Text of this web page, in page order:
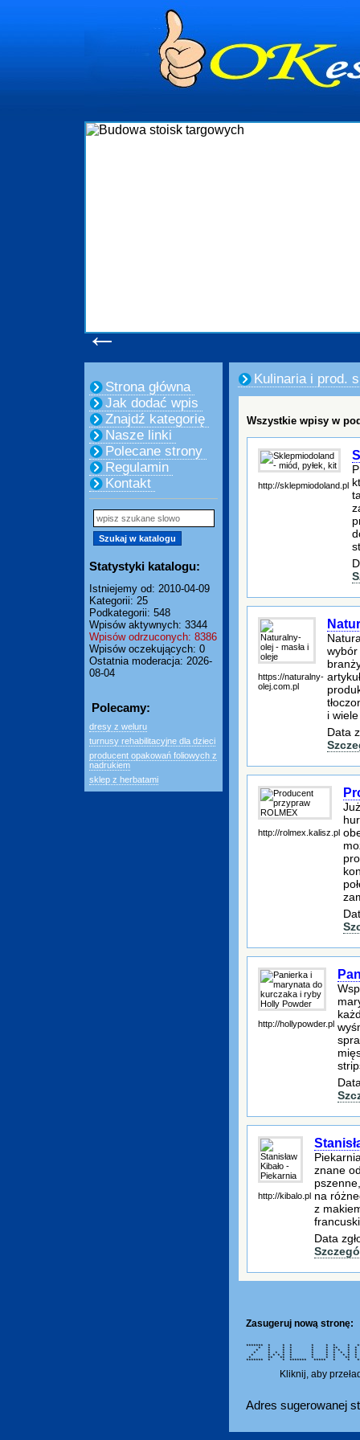
←
Strona główna
Jak dodać wpis
Znajdź kategorię
Nasze linki
Polecane strony
Regulamin
Kontakt
Statystyki katalogu:
Istniejemy od: 2010-04-09
Kategorii: 25
Podkategorii: 548
Wpisów aktywnych: 3344
Wpisów odrzuconych: 8386
Wpisów oczekujących: 0
Ostatnia moderacja: 2026-
08-04
Polecamy:
dresy z weluru
turnusy rehabilitacyjne dla dzieci
producent opakowań foliowych z
nadrukiem
sklep z herbatami
Kulinaria i prod.
Wszystkie wpisy w
http://sklepmiodoland.pl
https://naturalny-
olej.com.pl
wybór
i
Data
http://rolmex.kalisz.pl
http://hollypowder.pl
http://kibalo.pl
znane
na
z
Data
Zasugeruj nową stronę:
******* * * * * * * *
* * * * * * ** *
* * * * * * * * *
* * * * * * * * * *
* * * * * * * * * * *
* ** ** * * * * **
******* * * ******* ***** * *
Kliknij, aby
Adres sugerowanej